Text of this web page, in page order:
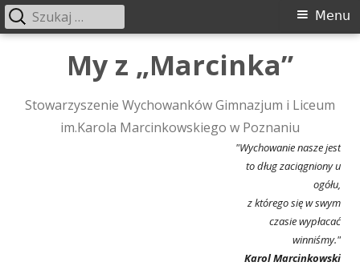
My z „Marcinka”
Stowarzyszenie Wychowanków Gimnazjum i Liceum
im.Karola Marcinkowskiego w Poznaniu
"Wychowanie nasze jest
to dług zaciągniony u
ogółu,
z którego się w swym
czasie wypłacać
winniśmy."
Karol Marcinkowski
Menu
główne
Menu
Szukaj: